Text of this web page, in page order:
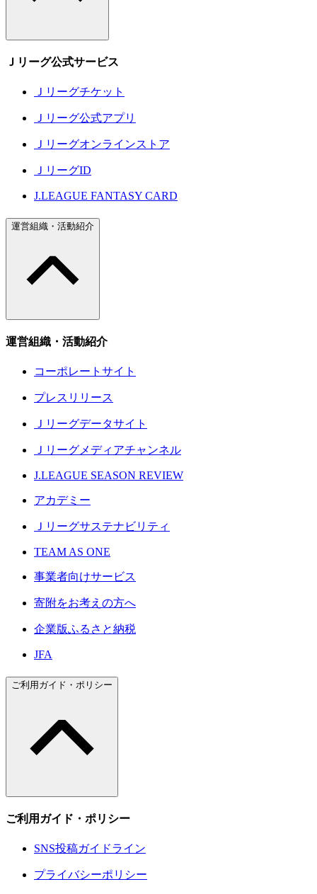
Ｊリーグ公式サービス
Ｊリーグチケット
Ｊリーグ公式アプリ
Ｊリーグオンラインストア
ＪリーグID
J.LEAGUE FANTASY CARD
運営組織・活動紹介
運営組織・活動紹介
コーポレートサイト
プレスリリース
Ｊリーグデータサイト
Ｊリーグメディアチャンネル
J.LEAGUE SEASON REVIEW
アカデミー
Ｊリーグサステナビリティ
TEAM AS ONE
事業者向けサービス
寄附をお考えの方へ
企業版ふるさと納税
JFA
ご利用ガイド・ポリシー
ご利用ガイド・ポリシー
SNS投稿ガイドライン
プライバシーポリシー